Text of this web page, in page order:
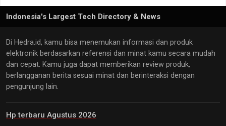
Indonesia's Largest Tech Directory & News
Di Hedra.id, kamu bisa menemukan informasi dan produk
elektronik berdasarkan referensi dan minat kamu secara mudah
dan cepat. Kamu juga dapat memberikan review produk,
berlangganan berita sesuai minat dan berinteraksi dengan
pengunjung lain.
Hp terbaru Agustus 2026